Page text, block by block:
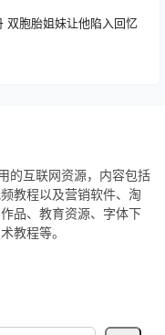
双胞胎姐妹让他陷入回忆
的互联网资源，内容包括
教程以及营销软件、淘
品、教育资源、字体下
教程等。